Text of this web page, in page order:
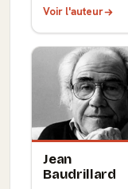
Voir l'auteur
Jean
Baudrillard